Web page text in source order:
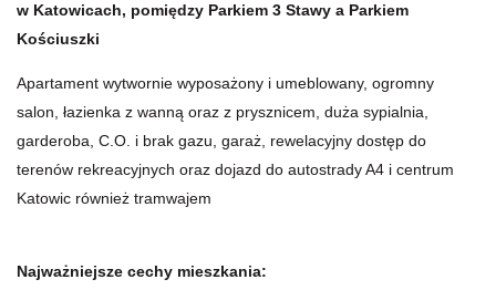
w Katowicach, pomiędzy Parkiem 3 Stawy a Parkiem
Kościuszki
Apartament wytwornie wyposażony i umeblowany, ogromny
salon, łazienka z wanną oraz z prysznicem, duża sypialnia,
garderoba, C.O. i brak gazu, garaż, rewelacyjny dostęp do
terenów rekreacyjnych oraz dojazd do autostrady A4 i centrum
Katowic również tramwajem
Najważniejsze cechy mieszkania: